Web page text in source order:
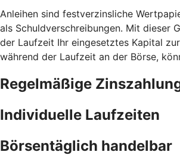
Anleihen sind festverzinsliche
als Schuldverschreibungen. Mit dieser
der Laufzeit Ihr eingesetztes Kapital
während der Laufzeit an der Börse,
Regelmäßige
Individuelle Laufzeiten
Börsentäglich handelbar